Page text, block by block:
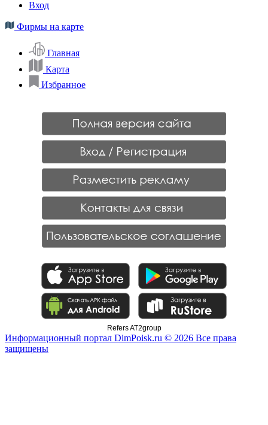
Вход
Фирмы на карте
Главная
Карта
Избранное
Refers AT2group
Информационный портал DimPoisk.ru © 2026 Все права
защищены